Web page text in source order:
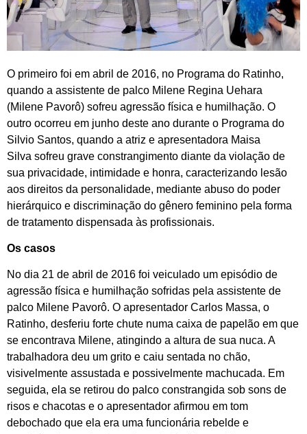
O primeiro foi em abril de 2016, no Programa do Ratinho,
quando a assistente de palco Milene Regina Uehara
(Milene Pavorô) sofreu agressão física e humilhação. O
outro ocorreu em junho deste ano durante o Programa do
Silvio Santos, quando a atriz e apresentadora Maisa
Silva sofreu grave constrangimento diante da violação de
sua privacidade, intimidade e honra, caracterizando lesão
aos direitos da personalidade, mediante abuso do poder
hierárquico e discriminação do gênero feminino pela forma
de tratamento dispensada às profissionais.
Os casos
No dia 21 de abril de 2016 foi veiculado um episódio de
agressão física e humilhação sofridas pela assistente de
palco Milene Pavorô. O apresentador Carlos Massa, o
Ratinho, desferiu forte chute numa caixa de papelão em que
se encontrava Milene, atingindo a altura de sua nuca. A
trabalhadora deu um grito e caiu sentada no chão,
visivelmente assustada e possivelmente machucada. Em
seguida, ela se retirou do palco constrangida sob sons de
risos e chacotas e o apresentador afirmou em tom
debochado que ela era uma funcionária rebelde e